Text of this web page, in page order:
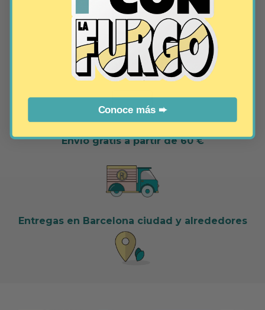
Pago seguro y fácil
Envío gratis a partir de 60 €
Entregas en Barcelona ciudad y alrededores
Conoce más ➨